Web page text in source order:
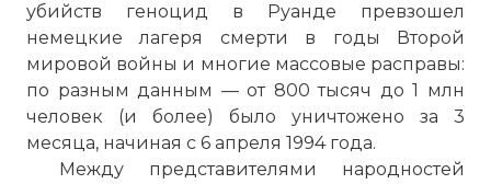
убийств геноцид в Руанде превзошел
немецкие лагеря смерти в годы Второй
мировой войны и многие массовые расправы:
по разным данным — от 800 тысяч до 1 млн
человек (и более) было уничтожено за 3
месяца, начиная с 6 апреля 1994 года.
Между представителями народностей